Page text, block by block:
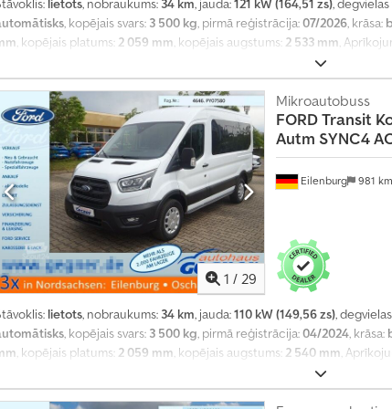
lietots, nobraukums: 34 km, jauda:121 kW (164,51 zs), degvielas
, kopējais svars: 3 500 kg, pirmā reģistrācija:07/2026, krāsa:
, kopējais platums: 2 059 mm, kopējais augstums: 2 533 mm,
programma (ESP), gaisa kondicionēšana, kvēpu filtrs,
1 / 29
Eilenburg 981 km
Mikroautobuss
FORDTransit
Autm SYNC4
lietots, nobraukums: 34 km, jauda:110 kW (149,56 zs),
, kopējais svars: 3 500 kg , pirmā reģistrācija:04/2024 , krāsa:
, kopējais platums: 2 059 mm , kopējais augstums: 2 540 mm ,
programma (ESP), gaisa kondicionēšana, kvēpu filtrs,